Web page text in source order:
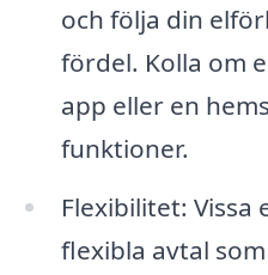
och följa din
fördel. Kolla om
app eller en
funktioner.
Flexibilitet:
flexibla avtal